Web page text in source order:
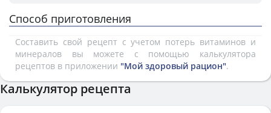
Способ приготовления
Составить свой рецепт с учетом потерь витаминов и
минералов вы можете с помощью калькулятора
рецептов в приложении "Мой здоровый рацион".
Калькулятор рецепта